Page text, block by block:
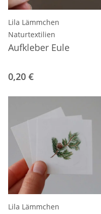
Lila Lämmchen
Naturtextilien
Aufkleber Eule
0,20 €
Lila Lämmchen